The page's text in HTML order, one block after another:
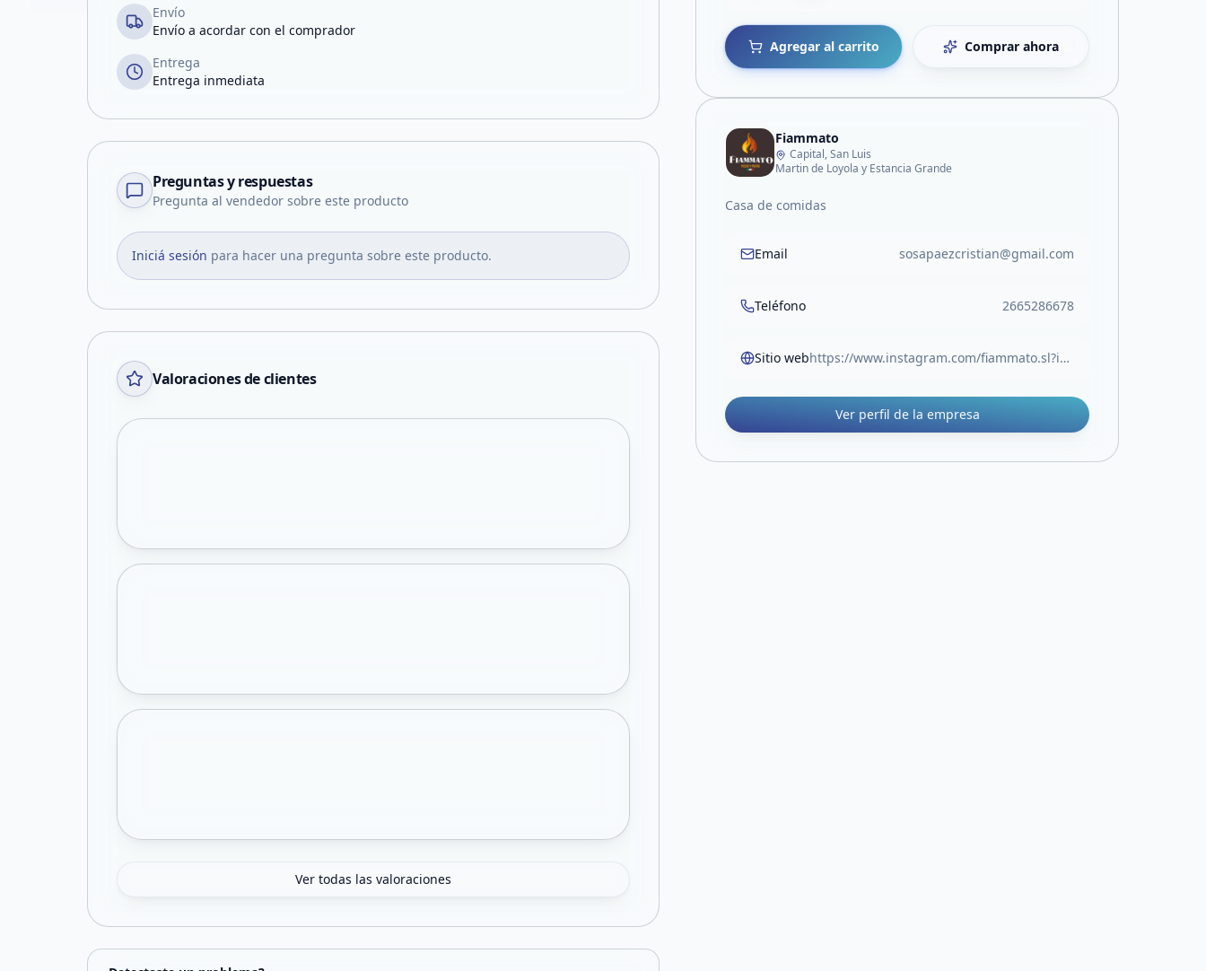
Envío
Envío a acordar con el comprador
Entrega
Entrega inmediata
Preguntas y respuestas
Pregunta al vendedor sobre este producto
Iniciá sesión para hacer una pregunta sobre este producto.
Valoraciones de clientes
Ver todas las valoraciones
Agregar al carrito Comprar ahora
Fiammato
Capital, San Luis
Martin de Loyola y Estancia Grande
Casa de comidas
Email sosapaezcristian@gmail.com
Teléfono 2665286678
Sitio web https://www.instagram.com/fiammato.sl?igsh=MXIwYzRldGloZ2Nscw==
Ver perfil de la empresa